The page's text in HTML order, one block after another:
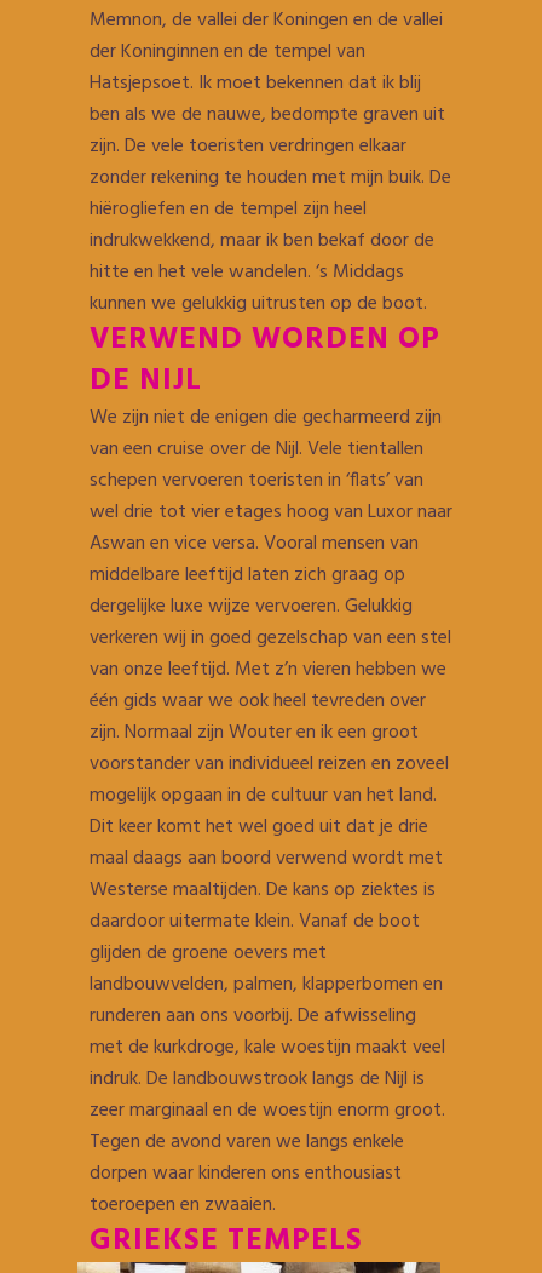
Memnon, de vallei der Koningen en de vallei
der Koninginnen en de tempel van
Hatsjepsoet. Ik moet bekennen dat ik blij
ben als we de nauwe, bedompte graven uit
zijn. De vele toeristen verdringen elkaar
zonder rekening te houden met mijn buik. De
hiërogliefen en de tempel zijn heel
indrukwekkend, maar ik ben bekaf door de
hitte en het vele wandelen. ‘s Middags
kunnen we gelukkig uitrusten op de boot.
VERWEND WORDEN OP
DE NIJL
We zijn niet de enigen die gecharmeerd zijn
van een cruise over de Nijl. Vele tientallen
schepen vervoeren toeristen in ‘flats’ van
wel drie tot vier etages hoog van Luxor naar
Aswan en vice versa. Vooral mensen van
middelbare leeftijd laten zich graag op
dergelijke luxe wijze vervoeren. Gelukkig
verkeren wij in goed gezelschap van een stel
van onze leeftijd. Met z’n vieren hebben we
één gids waar we ook heel tevreden over
zijn. Normaal zijn Wouter en ik een groot
voorstander van individueel reizen en zoveel
mogelijk opgaan in de cultuur van het land.
Dit keer komt het wel goed uit dat je drie
maal daags aan boord verwend wordt met
Westerse maaltijden. De kans op ziektes is
daardoor uitermate klein. Vanaf de boot
glijden de groene oevers met
landbouwvelden, palmen, klapperbomen en
runderen aan ons voorbij. De afwisseling
met de kurkdroge, kale woestijn maakt veel
indruk. De landbouwstrook langs de Nijl is
zeer marginaal en de woestijn enorm groot.
Tegen de avond varen we langs enkele
dorpen waar kinderen ons enthousiast
toeroepen en zwaaien.
GRIEKSE TEMPELS